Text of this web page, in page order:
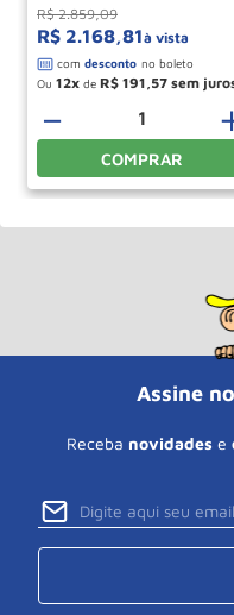
R$ 2.859,09
R$ 2.168,81à vista
Ou 12 de R$ 191 57
－
COMPRAR
Assine
Receba novidades e